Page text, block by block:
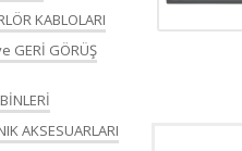
KABLOLARI
GERİ GÖRÜŞ
AKSESUARLARI